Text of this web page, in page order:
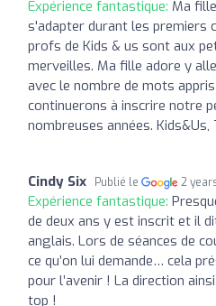
Expérience fantastique: Ma
s'adapter durant les premiers
profs de Kids & us sont aux
merveilles. Ma fille adore y
avec le nombre de mots
continuerons à inscrire notre
nombreuses années.
Cindy Six Publié le 2
Expérience fantastique:
de deux ans y est inscrit et il
anglais. Lors de séances de
ce qu’on lui demande… cela
pour l’avenir ! La direction
top !